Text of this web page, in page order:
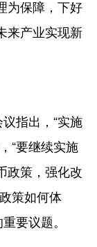
为保障，下好
来产业实现新
指出，“实施
“要继续实施
政策，强化改
策如何体
要议题。